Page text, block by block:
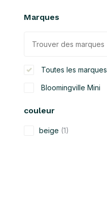
Marques
Toutes les marques
Bloomingville Mini
couleur
beige (1)